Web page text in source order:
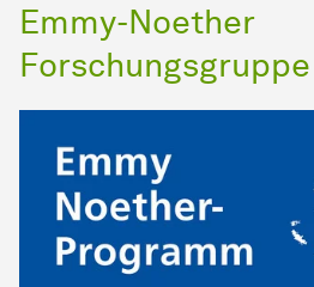
Emmy-Noether
Forschungsgruppe